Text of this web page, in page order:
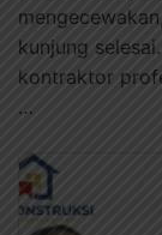
kunjung
kontraktor
…